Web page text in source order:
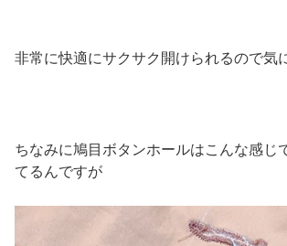
非常に快適にサクサク開けられるので気
ちなみに鳩目ボタンホールはこんな感じ
てるんですが